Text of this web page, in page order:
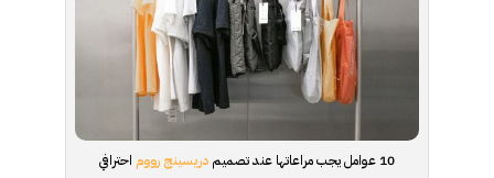
10 عوامل يجب مراعاتها عند تصميم دريسينج رووم احترافي